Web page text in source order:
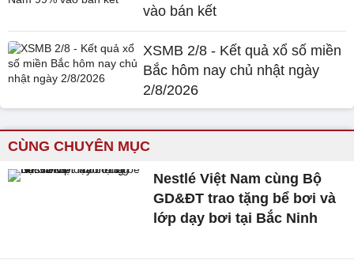
vào bán kết
XSMB 2/8 - Kết quả xổ số miền
Bắc hôm nay chủ nhật ngày
2/8/2026
CÙNG CHUYÊN MỤC
Nestlé Việt Nam cùng Bộ
GD&ĐT trao tặng bể bơi và
lớp dạy bơi tại Bắc Ninh